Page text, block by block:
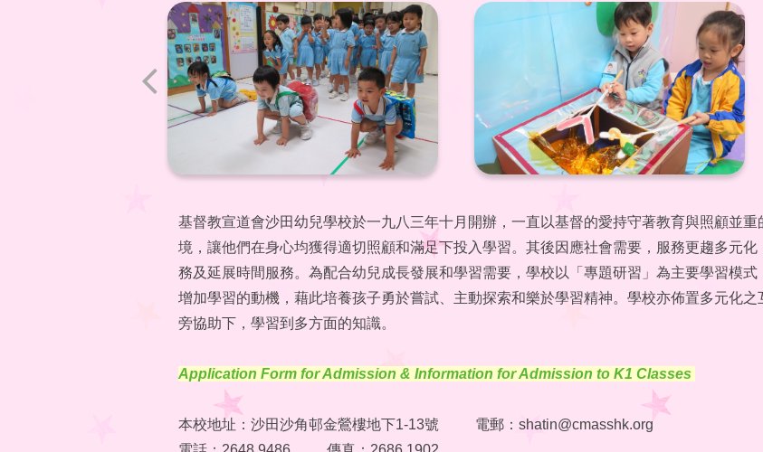
基督教宣道會沙田幼兒學校於一九八三年十月開辦，一直以基督的愛持守著教育與照顧並
境，讓他們在身心均獲得適切照顧和滿足下投入學習。其後因應社會需要，服務更趨多元
務及延展時間服務。為配合幼兒成長發展和學習需要，學校以「專題研習」為主要學習模
增加學習的動機，藉此培養孩子勇於嘗試、主動探索和樂於學習精神。學校亦佈置多元化
旁協助下，學習到多方面的知識。
Application Form for Admission & Information for Admission to K1 Classes
本校地址：沙田沙角邨金鶯樓地下1-13號 電郵：shatin@cmasshk.org